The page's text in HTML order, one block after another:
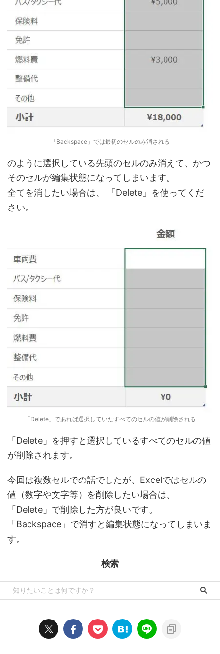
「Backspace」では最初のセルのみ消される
のように選択している先頭のセルのみ消えて、かつ
そのセルが編集状態になってしまいます。
全てを消したい場合は、 「Delete」を使ってくだ
さい。
「Delete」であれば選択していたすべてのセルの値が削除される
「Delete」を押すと選択しているすべてのセルの値
が削除されます。
今回は複数セルでの話でしたが、Excelではセルの
値（数字や文字等）を削除したい場合は、
「Delete」で削除した方が良いです。
「Backspace」で消すと編集状態になってしまいま
す。
検索